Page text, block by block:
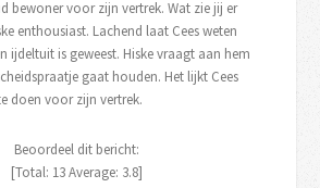
bewoner voor zijn vertrek. Wat zie jij er
enthousiast. Lachend laat Cees weten
ijdeltuit is geweest. Hiske vraagt aan hem
gaat houden. Het lijkt Cees
doen voor zijn vertrek.
Beoordeel dit bericht:
[Total: 13Average: 3.8]